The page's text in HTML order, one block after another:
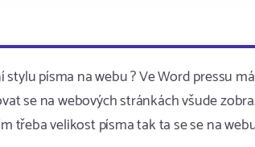
písma na webu ? Ve Word pressu
se na webových stránkách všude
třeba velikost písma tak ta se se na